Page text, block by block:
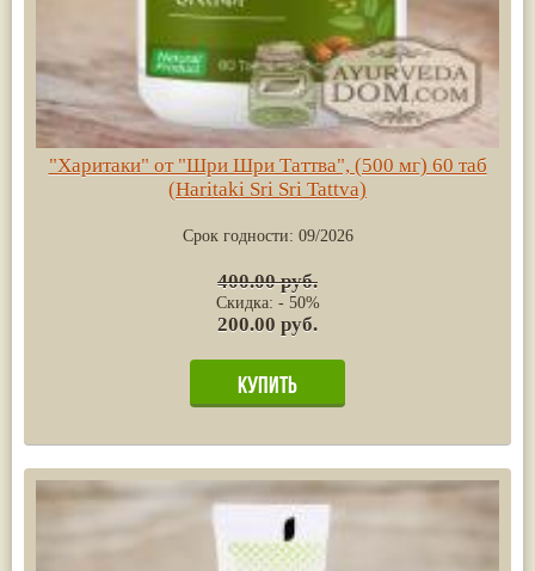
"Харитаки" от "Шри Шри Таттва", (500 мг) 60 таб
(Haritaki Sri Sri Tattva)
Срок годности: 09/2026
400.00 руб.
Скидка: - 50%
200.00 руб.